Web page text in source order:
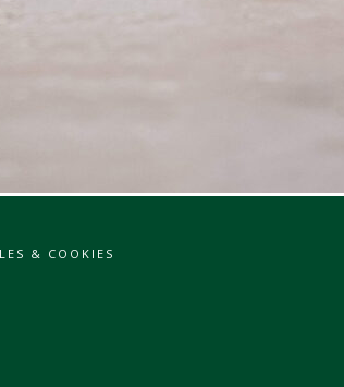
& COOKIES